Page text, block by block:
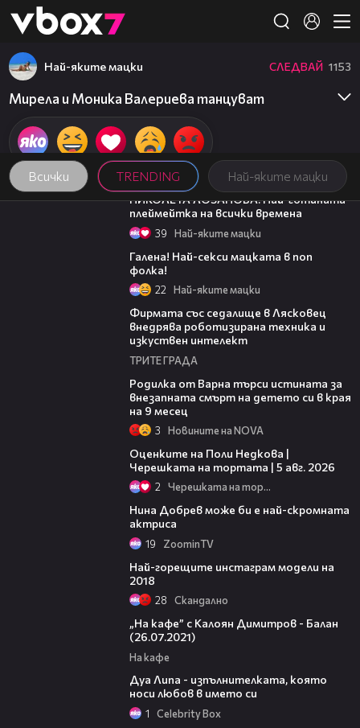
👾
Всички TRENDING Най-яките мацки
Най-яките мацки СЛЕДВАЙ 1153
Мирела и Моника Валериева танцуват
01:13
НИКОЛЕТА ЛОЗАНОВА: Най-готината
плеймейтка на всички времена
39 Най-яките мацки
Галена! Най-секси мацката в поп
фолка!
22 Най-яките мацки
Фирмата със седалище в Лясковец
внедрява роботизирана техника и
изкуствен интелект
ТРИТЕ ГРАДА
Родилка от Варна търси истината за
внезапната смърт на детето си в края
на 9 месец
3 Новините на NOVA
Оценките на Поли Недкова |
Черешката на тортата | 5 авг. 2026
2 Черешката на тортата
Нина Добрев може би е най-скромната
актриса
19 ZoominTV
Най-горещите инстаграм модели на
2018
28 Скандално
„На кафе” с Калоян Димитров - Балан
(26.07.2021)
На кафе
Дуа Липа - изпълнителката, която
носи любов в името си
1 Celebrity Box